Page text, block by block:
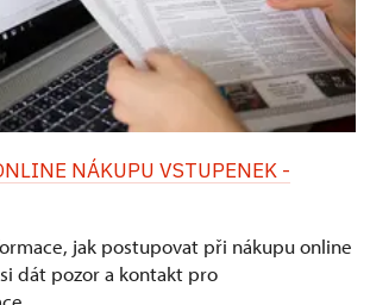
NÁKUPU VSTUPENEK -
jak postupovat při nákupu online
dát pozor a kontakt pro